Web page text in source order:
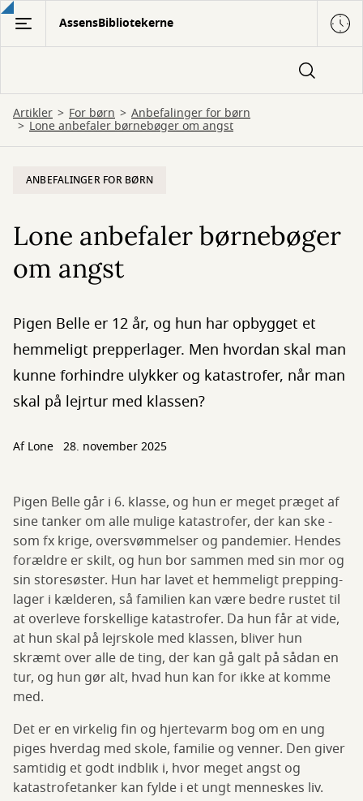
Gå
hovedindhold
AssensBibliotekerne
Artikler For børn Anbefalinger for børn
Lone anbefaler børnebøger om angst
ANBEFALINGER FOR BØRN
Lone anbefaler børnebøger
om angst
Pigen Belle er 12 år, og hun har opbygget et
hemmeligt prepperlager. Men hvordan skal man
kunne forhindre ulykker og katastrofer, når man
skal på lejrtur med klassen?
AfLone 28. november 2025
Pigen Belle går i 6. klasse, og hun er meget præget af
sine tanker om alle mulige katastrofer, der kan ske -
som fx krige, oversvømmelser og pandemier. Hendes
forældre er skilt, og hun bor sammen med sin mor og
sin storesøster. Hun har lavet et hemmeligt prepping-
lager i kælderen, så familien kan være bedre rustet til
at overleve forskellige katastrofer. Da hun får at vide,
at hun skal på lejrskole med klassen, bliver hun
skræmt over alle de ting, der kan gå galt på sådan en
tur, og hun gør alt, hvad hun kan for ikke at komme
med.
Det er en virkelig fin og hjertevarm bog om en ung
piges hverdag med skole, familie og venner. Den giver
samtidig et godt indblik i, hvor meget angst og
katastrofetanker kan fylde i et ungt menneskes liv.